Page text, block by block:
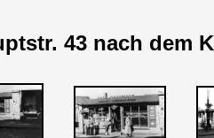
43 nach dem